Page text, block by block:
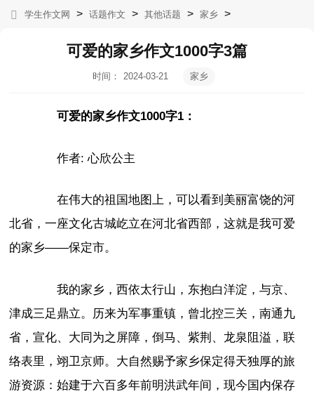
学生作文网 > 话题作文 > 其他话题 > 家乡 >
可爱的家乡作文1000字3篇
时间：
2024-03-21
家乡
可爱的家乡作文1000字1：
作者: 心欣公主
在伟大的祖国地图上，可以看到美丽富饶的河
北省，一座文化古城屹立在河北省西部，这就是我可爱
的家乡——保定市。
我的家乡，西依太行山，东抱白洋淀，与京、
津成三足鼎立。历来为军事重镇，曾北控三关，南通九
省，宣化、大同为之屏障，倒马、紫荆、龙泉阻溢，联
络表里，翊卫京师。大自然赐予家乡保定得天独厚的旅
游资源：始建于六百多年前明洪武年间，现今国内保存